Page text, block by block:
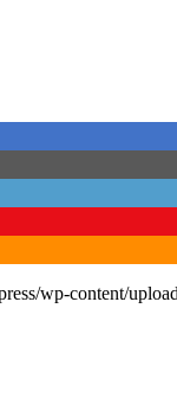
wp-content/